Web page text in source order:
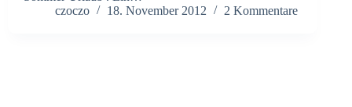
czoczo
18. November 2012 2 Kommentare